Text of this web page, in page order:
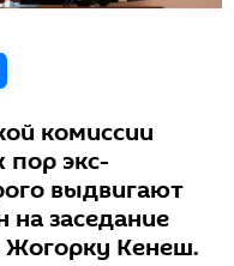
комиссии
пор экс-
выдвигают
на заседание
Жогорку Кенеш.